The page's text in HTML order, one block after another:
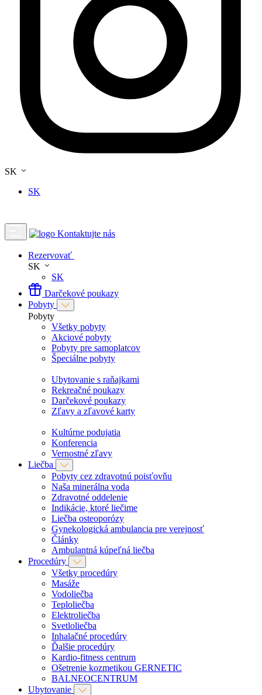
SK
SK
Kontaktujte nás
Rezervovať
SK
SK
Darčekové poukazy
Pobyty
Pobyty
Všetky pobyty
Akciové pobyty
Pobyty pre samoplatcov
Špeciálne pobyty
Ubytovanie s raňajkami
Rekreačné poukazy
Darčekové poukazy
Zľavy a zľavové karty
Kultúrne podujatia
Konferencia
Vernostné zľavy
Liečba
Pobyty cez zdravotnú poisťovňu
Naša minerálna voda
Zdravotné oddelenie
Indikácie, ktoré liečime
Liečba osteoporózy
Gynekologická ambulancia pre verejnosť
Články
Ambulantná kúpeľná liečba
Procedúry
Všetky procedúry
Masáže
Vodoliečba
Teploliečba
Elektroliečba
Svetloliečba
Inhalačné procedúry
Ďalšie procedúry
Kardio-fitness centrum
Ošetrenie kozmetikou GERNETIC
BALNEOCENTRUM
Ubytovanie